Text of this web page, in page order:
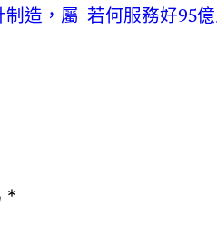
造，屬 若何服務好95
*